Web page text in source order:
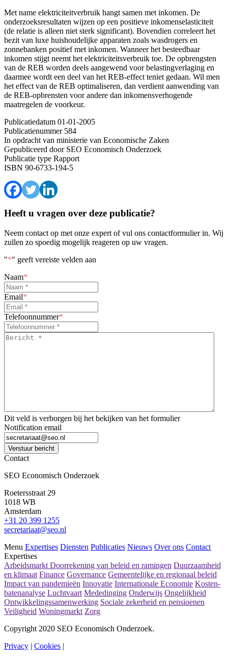
Met name elektriciteitverbruik hangt samen met inkomen. De
onderzoeksresultaten wijzen op een positieve inkomenselasticiteit
(de relatie is alleen niet sterk significant). Bovendien correleert het
bezit van luxe huishoudelijke apparaten zoals wasdrogers en
zonnebanken positief met inkomen. Wanneer het besteedbaar
inkomen stijgt neemt het elektriciteitsverbruik toe. De opbrengsten
van de REB worden deels aangewend voor belastingverlaging en
daarmee wordt een deel van het REB-effect teniet gedaan. Wil men
het effect van de REB optimaliseren, dan verdient aanwending van
de REB-opbrensten voor andere dan inkomensverhogende
maatregelen de voorkeur.
Publicatiedatum 01-01-2005
Publicatienummer584
In opdracht van ministerie van Economische Zaken
Gepubliceerd doorSEO Economisch Onderzoek
Publicatie type Rapport
ISBN 90-6733-194-5
Heeft u vragen over deze publicatie?
Neem contact op met onze expert of vul ons contactformulier in. Wij
zullen zo spoedig mogelijk reageren op uw vragen.
"*" geeft vereiste velden aan
Naam*
Email*
Telefoonnummer*
Bericht
Dit veld is verborgen bij het bekijken van het formulier
Notification email
Verstuur bericht
Contact
SEO Economisch Onderzoek
Roetersstraat 29
1018 WB
Amsterdam
+31 20 399 1255
secretariaat@seo.nl
Menu Expertises Diensten Publicaties Nieuws Over ons Contact
Expertises
Arbeidsmarkt Doorrekening van beleid en ramingen Duurzaamheid
en klimaat Finance Governance Gemeentelijke en regionaal beleid
Impact van pandemieën Innovatie Internationale Economie Kosten-
batenanalyse Luchtvaart Mededinging Onderwijs Ongelijkheid
Ontwikkelingssamenwerking Sociale zekerheid en pensioenen
Veiligheid Woningmarkt Zorg
Copyright 2020 SEO Economisch Onderzoek.
Privacy | Cookies |